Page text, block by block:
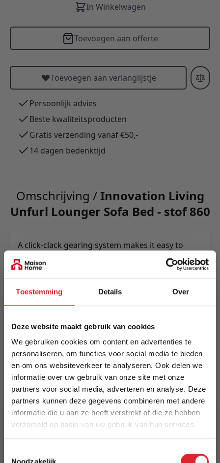
Toestemming Details Over
Deze website maakt gebruik van cookies
We gebruiken cookies om content en advertenties te
personaliseren, om functies voor social media te bieden
en om ons websiteverkeer te analyseren. Ook delen we
informatie over uw gebruik van onze site met onze
partners voor social media, adverteren en analyse. Deze
partners kunnen deze gegevens combineren met andere
informatie die u aan ze heeft verstrekt of die ze hebben
verzameld op basis van uw gebruik van hun services.
Noodzakelijk
In Winkelwagen
Toevoegen aan offerte
Toevoegen aan verlanglijstje
Persoonlijk advies
Beste kwaliteitsproducten
Gratis verzending vanaf €50,-
14 dagen bedenktijd
Omschrijving /Innovation Living
Unfurl Lounger Sofa Bed - stof 860
A click-clack gearing system makes it easy to
adjust whether in sit, lounge or sleep mode.
Made on a strong and durable metal frame.
Meer informatie
Merk
Innovation Living
EAN
5700110882644
Prijs
€ 1.998,00
Levertijd